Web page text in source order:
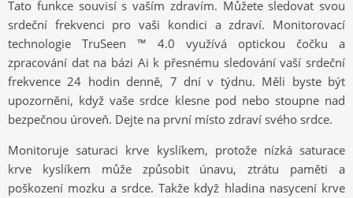
Tato funkce souvisí s vaším zdravím. Můžete sledovat svou
srdeční frekvenci pro vaši kondici a zdraví. Monitorovací
technologie TruSeen ™ 4.0 využívá optickou čočku a
zpracování dat na bázi Ai k přesnému sledování vaší srdeční
frekvence 24 hodin denně, 7 dní v týdnu. Měli byste být
upozorněni, když vaše srdce klesne pod nebo stoupne nad
bezpečnou úroveň. Dejte na první místo zdraví svého srdce.
Monitoruje saturaci krve kyslíkem, protože nízká saturace
krve kyslíkem může způsobit únavu, ztrátu paměti a
poškození mozku a srdce. Takže když hladina nasycení krve